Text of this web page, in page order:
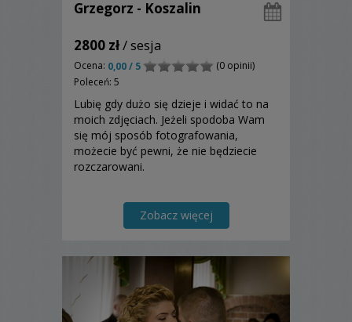
Grzegorz - Koszalin
2800 zł/ sesja
Ocena: 0,00 / 5
(0 opinii)
Poleceń: 5
Lubię gdy dużo się dzieje i widać to na
moich zdjęciach. Jeżeli spodoba Wam
się mój sposób fotografowania,
możecie być pewni, że nie będziecie
rozczarowani.
Zobacz więcej